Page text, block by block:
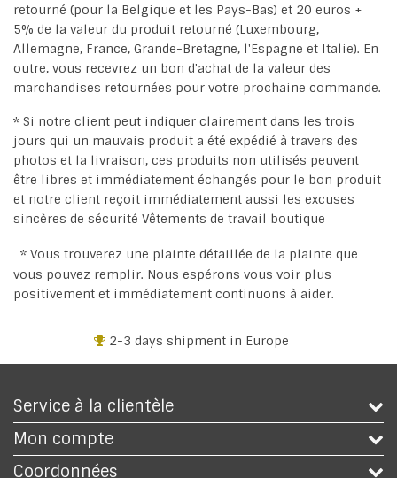
retourné (pour la Belgique et les Pays-Bas) et 20 euros +
5% de la valeur du produit retourné (Luxembourg,
Allemagne, France, Grande-Bretagne, l'Espagne et Italie). En
outre, vous recevrez un bon d'achat de la valeur des
marchandises retournées pour votre prochaine commande.
* Si notre client peut indiquer clairement dans les trois
jours qui un mauvais produit a été expédié à travers des
photos et la livraison, ces produits non utilisés peuvent
être libres et immédiatement échangés pour le bon produit
et notre client reçoit immédiatement aussi les excuses
sincères de sécurité Vêtements de travail boutique
* Vous trouverez une plainte détaillée de la plainte que
vous pouvez remplir. Nous espérons vous voir plus
positivement et immédiatement continuons à aider.
2-3 days shipment in Europe
Service à la clientèle
Mon compte
Coordonnées